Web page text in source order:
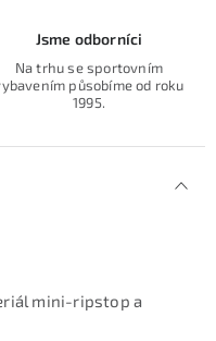
Jsme odborníci
Na trhu se sportovním
působíme od roku
1995.
mini-ripstop a